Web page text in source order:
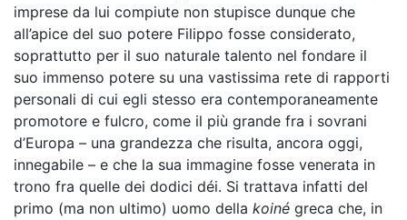
imprese da lui compiute non stupisce dunque che
all’apice del suo potere Filippo fosse considerato,
soprattutto per il suo naturale talento nel fondare il
suo immenso potere su una vastissima rete di rapporti
personali di cui egli stesso era contemporaneamente
promotore e fulcro, come il più grande fra i sovrani
d’Europa – una grandezza che risulta, ancora oggi,
innegabile – e che la sua immagine fosse venerata in
trono fra quelle dei dodici déi. Si trattava infatti del
primo (ma non ultimo) uomo della koiné greca che, in